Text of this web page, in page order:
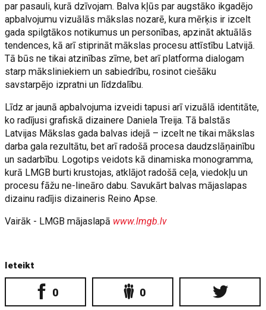
par pasauli, kurā dzīvojam. Balva kļūs par augstāko ikgadējo
apbalvojumu vizuālās mākslas nozarē, kura mērķis ir izcelt
gada spilgtākos notikumus un personības, apzināt aktuālās
tendences, kā arī stiprināt mākslas procesu attīstību Latvijā.
Tā būs ne tikai atzinības zīme, bet arī platforma dialogam
starp māksliniekiem un sabiedrību, rosinot ciešāku
savstarpējo izpratni un līdzdalību.
Līdz ar jaunā apbalvojuma izveidi tapusi arī vizuālā identitāte,
ko radījusi grafiskā dizainere Daniela Treija. Tā balstās
Latvijas Mākslas gada balvas idejā – izcelt ne tikai mākslas
darba gala rezultātu, bet arī radošā procesa daudzslāņainību
un sadarbību. Logotips veidots kā dinamiska monogramma,
kurā LMGB burti krustojas, atklājot radošā ceļa, viedokļu un
procesu fāžu ne-lineāro dabu. Savukārt balvas mājaslapas
dizainu radījis dizaineris Reino Apse.
Vairāk - LMGB mājaslapā www.lmgb.lv
Ieteikt
0 0